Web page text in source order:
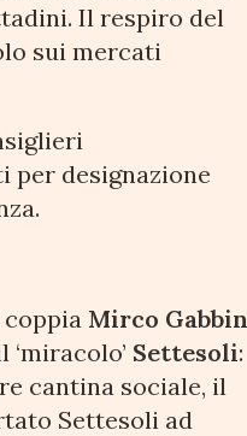
Il respiro del
sui mercati
per designazione
Mirco Gabbin
Settesoli:
cantina sociale, il
Settesoli ad